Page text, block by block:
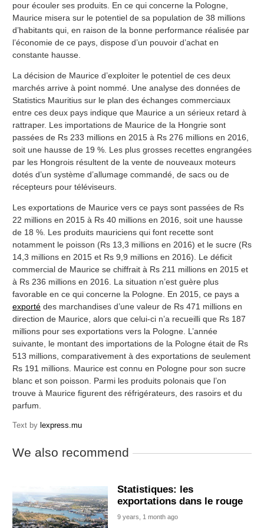
pour écouler ses produits. En ce qui concerne la Pologne,
Maurice misera sur le potentiel de sa population de 38 millions
d’habitants qui, en raison de la bonne performance réalisée par
l’économie de ce pays, dispose d’un pouvoir d’achat en
constante hausse.
La décision de Maurice d’exploiter le potentiel de ces deux
marchés arrive à point nommé. Une analyse des données de
Statistics Mauritius sur le plan des échanges commerciaux
entre ces deux pays indique que Maurice a un sérieux retard à
rattraper. Les importations de Maurice de la Hongrie sont
passées de Rs 233 millions en 2015 à Rs 276 millions en 2016,
soit une hausse de 19 %. Les plus grosses recettes engrangées
par les Hongrois résultent de la vente de nouveaux moteurs
dotés d’un système d’allumage commandé, de sacs ou de
récepteurs pour téléviseurs.
Les exportations de Maurice vers ce pays sont passées de Rs
22 millions en 2015 à Rs 40 millions en 2016, soit une hausse
de 18 %. Les produits mauriciens qui font recette sont
notamment le poisson (Rs 13,3 millions en 2016) et le sucre (Rs
14,3 millions en 2015 et Rs 9,9 millions en 2016). Le déficit
commercial de Maurice se chiffrait à Rs 211 millions en 2015 et
à Rs 236 millions en 2016. La situation n’est guère plus
favorable en ce qui concerne la Pologne. En 2015, ce pays a
exporté des marchandises d’une valeur de Rs 471 millions en
direction de Maurice, alors que celui-ci n’a recueilli que Rs 187
millions pour ses exportations vers la Pologne. L’année
suivante, le montant des importations de la Pologne était de Rs
513 millions, comparativement à des exportations de seulement
Rs 191 millions. Maurice est connu en Pologne pour son sucre
blanc et son poisson. Parmi les produits polonais que l’on
trouve à Maurice figurent des réfrigérateurs, des rasoirs et du
parfum.
Text by lexpress.mu
We also recommend
Statistiques: les
exportations dans le rouge
9 years, 1 month ago